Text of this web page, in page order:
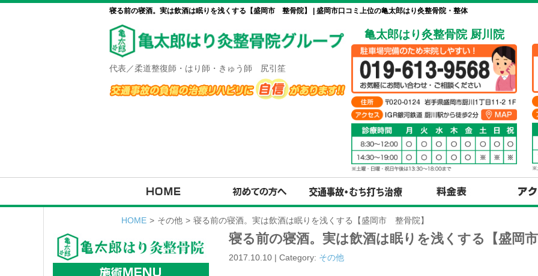
寝る前の寝酒。実は飲酒は眠りを浅くする【盛岡市 整骨院】 | 盛岡市口コミ上位の亀太郎はり灸整骨院・整体
代表／柔道整復師・はり師・きゅう師 尻引笙
亀太郎はり灸整骨院 厨川院
HOME > その他 > 寝る前の寝酒。実は飲酒は眠りを浅くする【盛岡市 整骨院】
寝る前の寝酒。実は飲酒は眠りを浅くする【盛岡
2017.10.10 | Category: その他